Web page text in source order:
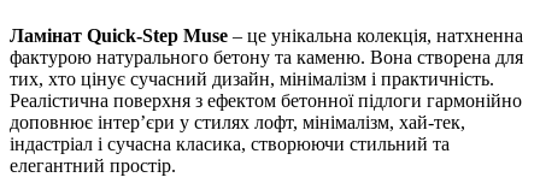
Ламінат Quick-Step Muse – це унікальна колекція, натхненна
фактурою натурального бетону та каменю. Вона створена для
тих, хто цінує сучасний дизайн, мінімалізм і практичність.
Реалістична поверхня з ефектом бетонної підлоги гармонійно
доповнює інтер’єри у стилях лофт, мінімалізм, хай-тек,
індастріал і сучасна класика, створюючи стильний та
елегантний простір.